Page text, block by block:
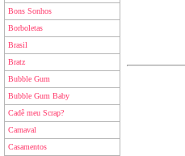
Bons Sonhos
Borboletas
Brasil
Bratz
Bubble Gum
Bubble Gum Baby
Cadê meu Scrap?
Carnaval
Casamentos